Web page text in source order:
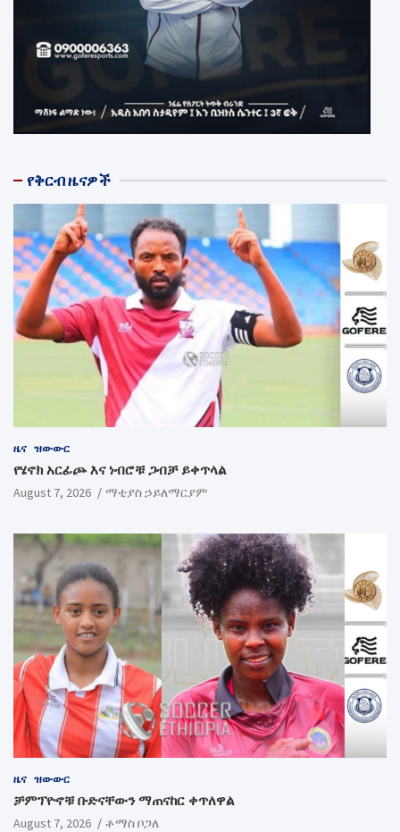
የቅርብ ዜናዎች
ዜና ዝውውር
የሄኖክ አርፊጮ እና ነብሮቹ ጋብቻ ይቀጥላል
August 7, 2026 ማቲያስ ኃይለማርያም
ዜና ዝውውር
ቻምፕዮኖቹ ቡድናቸውን ማጠናከር ቀጥለዋል
August 7, 2026 ቶማስ ቦጋለ